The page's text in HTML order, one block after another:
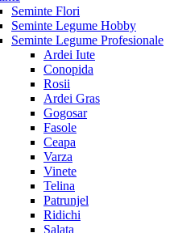
Seminte Flori
Seminte Legume Hobby
Seminte Legume Profesionale
Ardei Iute
Conopida
Rosii
Ardei Gras
Gogosar
Fasole
Ceapa
Varza
Vinete
Telina
Patrunjel
Ridichi
Salata